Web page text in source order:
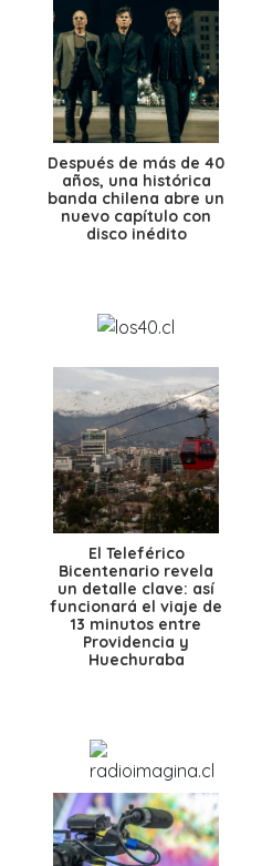
Después de más de 40
años, una histórica
banda chilena abre un
nuevo capítulo con
disco inédito
El Teleférico
Bicentenario revela
un detalle clave: así
funcionará el viaje de
13 minutos entre
Providencia y
Huechuraba